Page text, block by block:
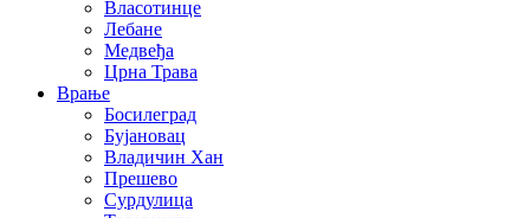
Власотинце
Лебане
Медвеђа
Црна Трава
Врање
Босилеград
Бујановац
Владичин Хан
Прешево
Сурдулица